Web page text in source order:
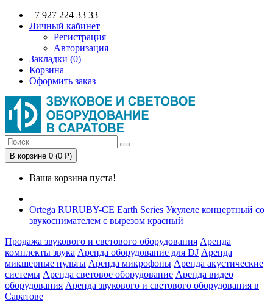
+7 927 224 33 33
Личный кабинет
Регистрация
Авторизация
Закладки (0)
Корзина
Оформить заказ
В корзине 0 (0 ₽)
Ваша корзина пуста!
Ortega RURUBY-CE Earth Series Укулеле концертный со
звукоснимателем с вырезом красный
Продажа звукового и светового оборудования Аренда
комплекты звука Аренда оборудование для DJ Аренда
микшерные пульты Аренда микрофоны Аренда акустические
системы Аренда световое оборудование Аренда видео
оборудования Аренда звукового и светового оборудования в
Саратове